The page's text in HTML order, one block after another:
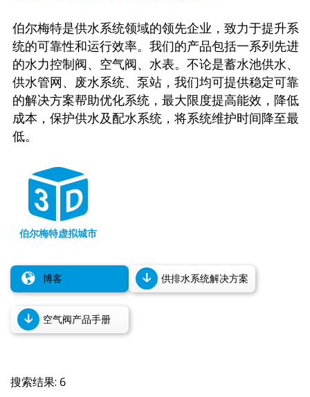
伯尔梅特是供水系统领域的领先企业，致力于提升系
统的可靠性和运行效率。我们的产品包括一系列先进
的水力控制阀、空气阀、水表。不论是蓄水池供水、
供水管网、废水系统、泵站，我们均可提供稳定可靠
的解决方案帮助优化系统，最大限度提高能效，降低
成本，保护供水及配水系统，将系统维护时间降至最
低。
伯尔梅特虚拟城市
博客 供排水系统解决方案
空气阀产品手册
搜索结果: 6